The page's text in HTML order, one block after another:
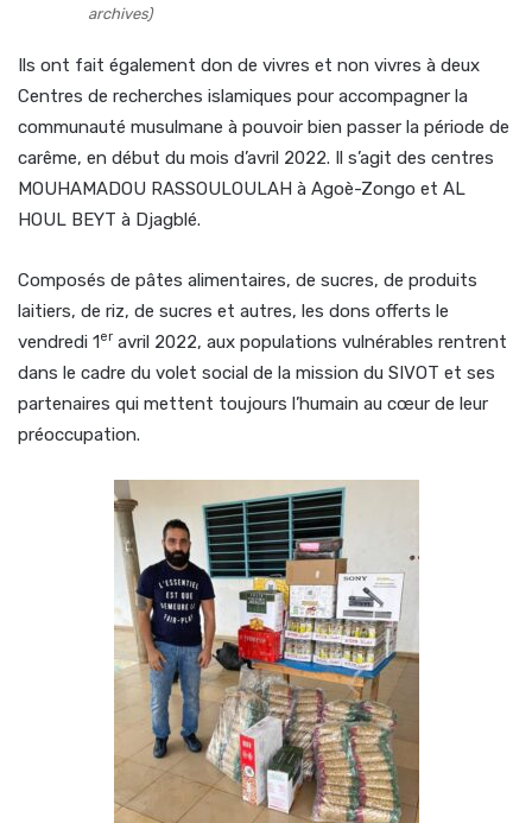
archives)
Ils ont fait également don de vivres et non vivres à deux
Centres de recherches islamiques pour accompagner la
communauté musulmane à pouvoir bien passer la période de
carême, en début du mois d’avril 2022. Il s’agit des centres
MOUHAMADOU RASSOULOULAH à Agoè-Zongo et AL
HOUL BEYT à Djagblé.
Composés de pâtes alimentaires, de sucres, de produits
laitiers, de riz, de sucres et autres, les dons offerts le
vendredi 1eravril 2022, aux populations vulnérables rentrent
dans le cadre du volet social de la mission du SIVOT et ses
partenaires qui mettent toujours l’humain au cœur de leur
préoccupation.